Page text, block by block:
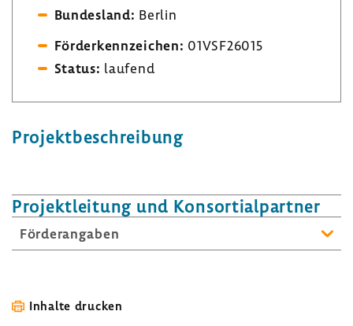
Bundes­land: Berlin
Förder­kenn­zei­chen: 01VSF26015
Status: laufend
Projekt­be­schrei­bung
Projekt­lei­tung und Konsor­ti­al­partner
Förder­an­gaben
Inhalte drucken